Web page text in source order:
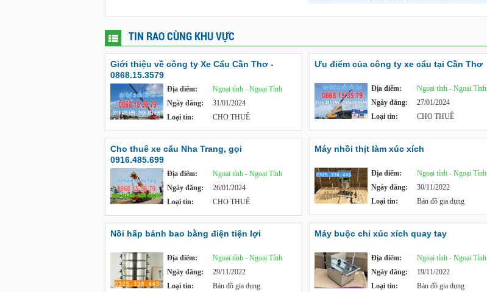
TIN RAO CÙNG KHU VỰC
Giới thiệu về công ty Xe Cẩu Cần Thơ -
0868.15.3579
Địa điểm:
Ngoại tỉnh - Ngoại Tỉnh
Ngày đăng:
31/01/2024
Loại tin:
CHO THUÊ
Ưu điểm của công ty xe cẩu tại Cần Thơ
Địa điểm:
Ngoại tỉnh - Ngoại Tỉnh
Ngày đăng:
27/01/2024
Loại tin:
CHO THUÊ
Cho thuê xe cẩu Nha Trang, gọi
0916.485.699
Địa điểm:
Ngoại tỉnh - Ngoại Tỉnh
Ngày đăng:
26/01/2024
Loại tin:
CHO THUÊ
Máy nhồi thịt làm xúc xích
Địa điểm:
Ngoại tỉnh - Ngoại Tỉnh
Ngày đăng:
30/11/2022
Loại tin:
Bán đồ gia dụng
Nồi hấp bánh bao bằng điện tiện lợi
Địa điểm:
Ngoại tỉnh - Ngoại Tỉnh
Ngày đăng:
29/11/2022
Loại tin:
Bán đồ gia dụng
Máy buộc chỉ xúc xích quay tay
Địa điểm:
Ngoại tỉnh - Ngoại Tỉnh
Ngày đăng:
19/11/2022
Loại tin:
Bán đồ gia dụng